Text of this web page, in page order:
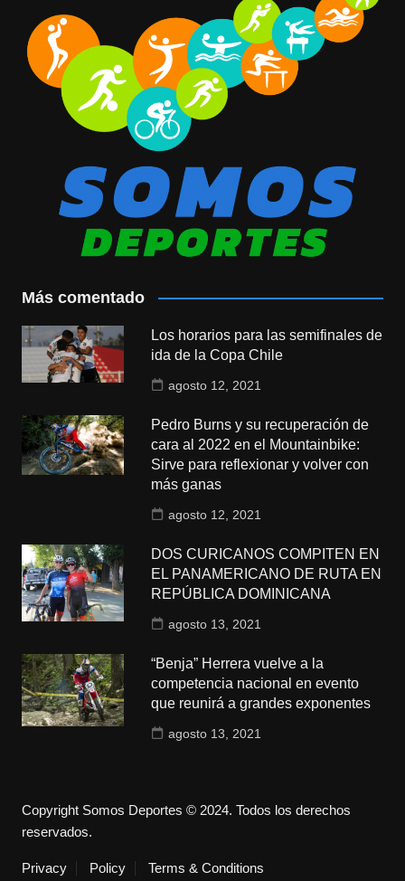
Más comentado
Los horarios para las semifinales de
ida de la Copa Chile
agosto 12, 2021
Pedro Burns y su recuperación de
cara al 2022 en el Mountainbike:
Sirve para reflexionar y volver con
más ganas
agosto 12, 2021
DOS CURICANOS COMPITEN EN
EL PANAMERICANO DE RUTA EN
REPÚBLICA DOMINICANA
agosto 13, 2021
“Benja” Herrera vuelve a la
competencia nacional en evento
que reunirá a grandes exponentes
agosto 13, 2021
Copyright Somos Deportes © 2024. Todos los derechos
reservados.
Privacy Policy Terms & Conditions